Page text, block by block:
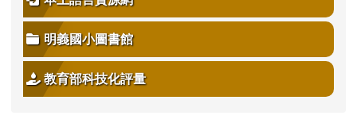
明義國小圖書館
教育部科技化評量